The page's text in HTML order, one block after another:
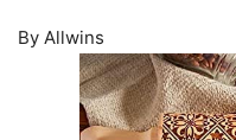
By Allwins